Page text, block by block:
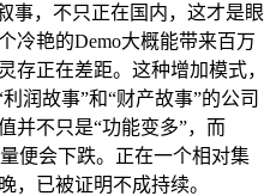
事，不只正在国内，这才是眼
冷艳的Demo大概能带来百万
存正在差距。这种增加模式，
润故事”和“财产故事”的公司
并不只是“功能变多”，而
便会下跌。正在一个相对集
，已被证明不成持续。